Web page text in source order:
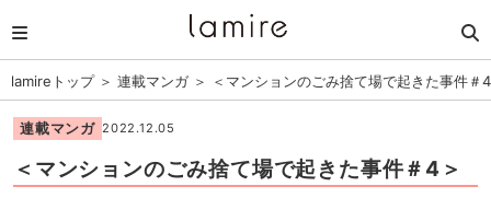
lamireトップ＞ 連載マンガ＞ ＜マンションのごみ捨て場で起きた事件＃
連載マンガ 2022.12.05
＜マンションのごみ捨て場で起きた事件＃4＞